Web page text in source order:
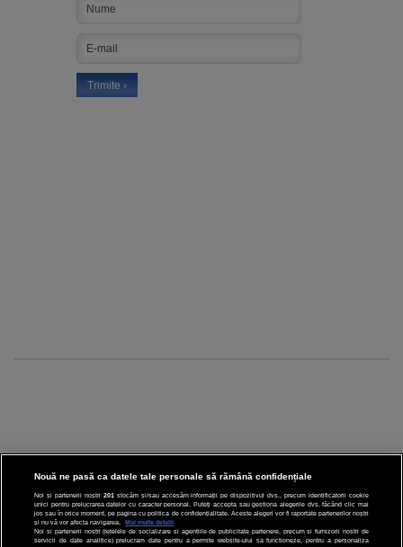
CINEMA
Nouă ne pasă ca datele tale personale să rămână confidențiale
Noi și partenerii noștri 201 stocăm și/sau accesăm informații pe dispozitivul dvs., precum identificatorii cookie
unici pentru prelucrarea datelor cu caracter personal. Puteți accepta sau gestiona alegerile dvs. făcând clic mai
jos sau în orice moment, pe pagina cu politica de confidențialitate. Aceste alegeri vor fi raportate partenerilor noștri
și nu vă vor afecta navigarea.
Mai multe detalii
Noi si partenerii nostri (retelele de socializare si agentiile de publicitate partenere, precum si furnizorii nostri de
servicii de date analitice) prelucram date pentru a permite website-ului sa functioneze, pentru a personaliza